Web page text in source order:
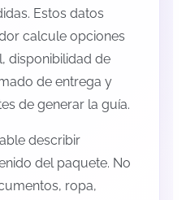
Estos datos
calcule opciones
disponibilidad de
de entrega y
de generar la guía.
describir
del paquete. No
ropa,